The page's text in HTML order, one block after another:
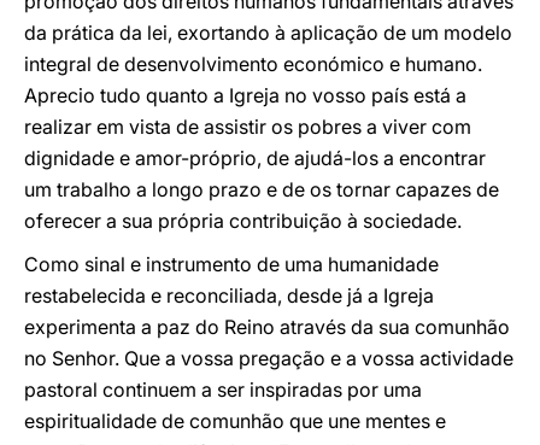
da prática da lei, exortando à aplicação de um modelo
integral de desenvolvimento económico e humano.
Aprecio tudo quanto a Igreja no vosso país está a
realizar em vista de assistir os pobres a viver com
dignidade e amor-próprio, de ajudá-los a encontrar
um trabalho a longo prazo e de os tornar capazes de
oferecer a sua própria contribuição à sociedade.
Como sinal e instrumento de uma humanidade
restabelecida e reconciliada, desde já a Igreja
experimenta a paz do Reino através da sua comunhão
no Senhor. Que a vossa pregação e a vossa actividade
pastoral continuem a ser inspiradas por uma
espiritualidade de comunhão que une mentes e